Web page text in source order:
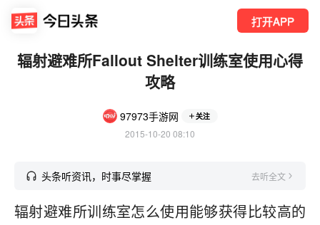
打开APP
辐射避难所Fallout Shelter训练室使用心得
攻略
97973手游网 关注
2015-10-20 08:10
头条听资讯，时事尽掌握 去听全文
辐射避难所训练室怎么使用能够获得比较高的